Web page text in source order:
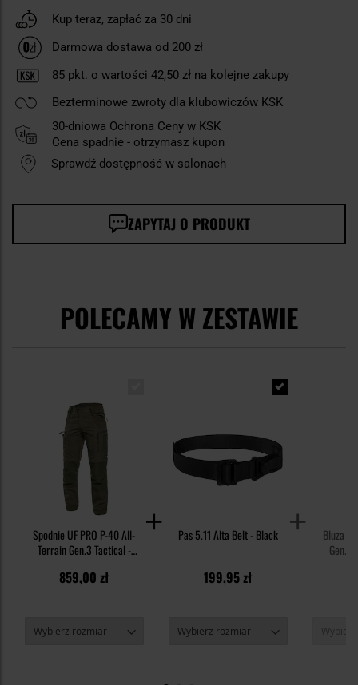
Kup teraz, zapłać za 30 dni
Darmowa dostawa od 200 zł
85 pkt. o wartości 42,50 zł na kolejne zakupy
Bezterminowe zwroty dla klubowiczów KSK
30-dniowa Ochrona Ceny w KSK
Cena spadnie - otrzymasz kupon
Sprawdź dostępność w salonach
ZAPYTAJ O PRODUKT
POLECAMY W ZESTAWIE
Spodnie UF PRO P-40 All-
Terrain Gen.3 Tactical -
859,00 zł
Pas 5.11 Alta Belt - Black
199,95 zł
Bluza
Gen.3